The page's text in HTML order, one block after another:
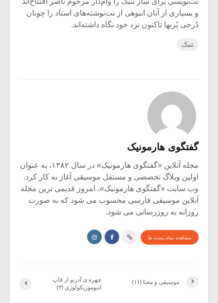
و بسیاری از آنان انبوهی از نت‌نوشته‌های استاد را چونان
دُرجی پُربها تاکنون نزد خود نگاه داشته‌اند.
تنبک
گفتگوی هارمونیک
مجله آنلاین «گفتگوی هارمونیک» در سال ۱۳۸۲، به عنوان
اولین وبلاگ تخصصی و مستقل موسیقی آغاز به کار کرد.
وب سایت «گفتگوی هارمونیک»، امروز قدیمی ترین مجله
آنلاین موسیقی فارسی محسوب می شود که به صورت
روزانه به روزرسانی می شود.
مشاهده تمام پست ها
چهره ی آدرنو از قابِ
اتنوموزیکولوژی (۳)
موسیقی و معنا (۱۱)